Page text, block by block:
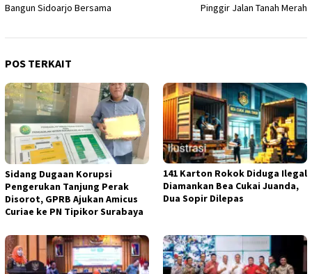
Bangun Sidoarjo Bersama
Pinggir Jalan Tanah Merah
POS TERKAIT
Sidang Dugaan Korupsi
Pengerukan Tanjung Perak
Disorot, GPRB Ajukan Amicus
Curiae ke PN Tipikor Surabaya
141 Karton Rokok Diduga Ilegal
Diamankan Bea Cukai Juanda,
Dua Sopir Dilepas